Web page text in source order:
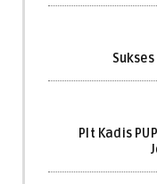
Plt Kadis